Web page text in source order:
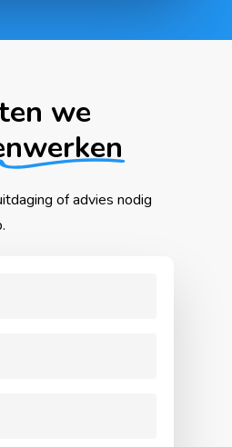
we
ofadvies nodig